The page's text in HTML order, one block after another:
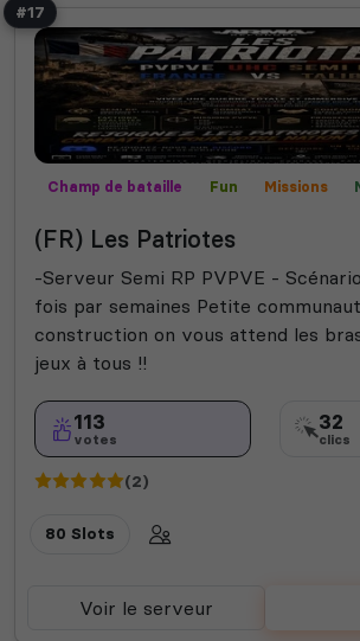
#17
Champ de bataille Fun Missions
(FR) Les Patriotes
-Serveur Semi RP PVPVE -
fois par semaines Petite
construction on vous attend les
jeux à tous !!
113
votes
32
clics
(2)
80 Slots
Voir le serveur